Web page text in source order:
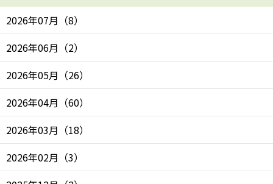
2026年07月 （8）
2026年06月 （2）
2026年05月 （26）
2026年04月 （60）
2026年03月 （18）
2026年02月 （3）